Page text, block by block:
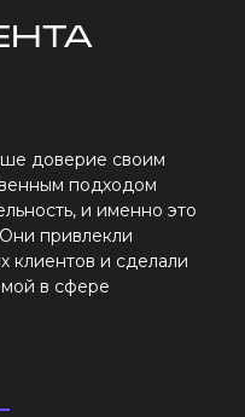
доверие своим
подходом
и именно это
привлекли
клиентов и сделали
в сфере